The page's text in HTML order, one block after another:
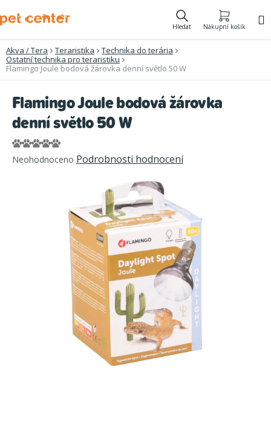
na
Hledat Nákupní košík
Akva / Tera Teraristika
Technika do terária
Ostatní technika pro teraristiku
Flamingo Joule bodová žárovka denní světlo 50 W
Flamingo Joule bodová žárovka
denní světlo 50 W
Průměrné
hodnocení
Neohodnoceno Podrobnosti hodnocení